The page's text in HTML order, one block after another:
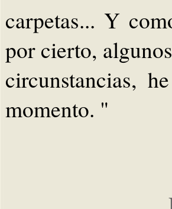
carpetas... Y
por cierto,
circunstancias,
momento. "